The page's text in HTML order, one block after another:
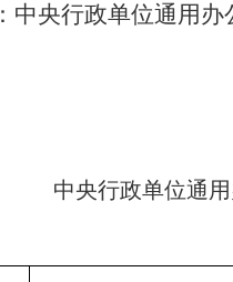
：中央行政单位通用
中央行政单位通